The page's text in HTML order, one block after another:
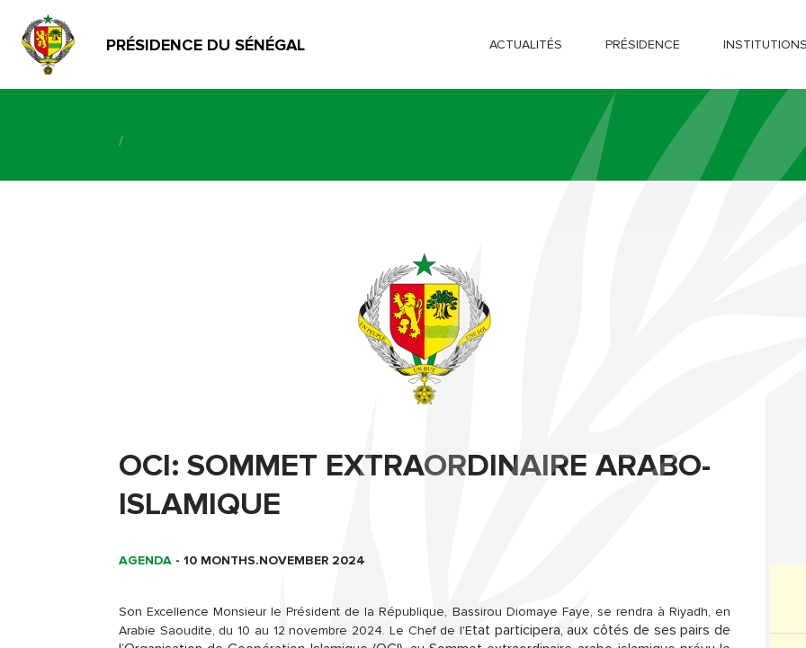
PRÉSIDENCE DU SÉNÉGAL ACTUALITÉS PRÉSIDENCE
/
OCI: SOMMET EXTRAORDINAIRE ARABO-
ISLAMIQUE
AGENDA - 10 MONTHS.NOVEMBER 2024
Son Excellence Monsieur le Président de la République, Bassirou Diomaye Faye, se rendra à Riyadh, en
Arabie Saoudite, du 10 au 12 novembre 2024. Le Chef de l'Etat participera, aux côtés de ses pairs de